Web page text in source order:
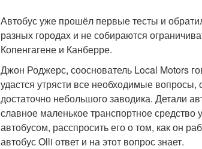
Автобус уже прошёл первые тесты и
разных городах и не собираются
Копенгагене и Канберре.
Джон Роджерс, сооснователь Local Motors
удастся утрясти все необходимые вопросы,
достаточно небольшого заводика. Детали
славное маленькое транспортное средство
автобусом, расспросить его о том, как он
автобус Olli ответ и на этот вопрос знает.